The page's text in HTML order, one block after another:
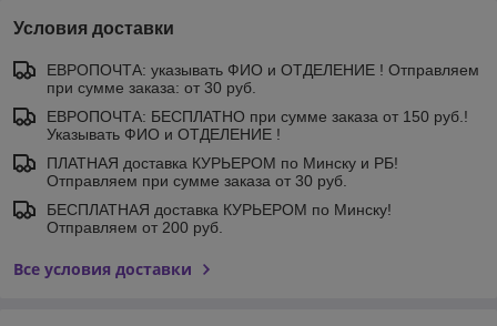
Условия доставки
ЕВРОПОЧТА: указывать ФИО и ОТДЕЛЕНИЕ ! Отправляем
при сумме заказа: от 30 руб.
ЕВРОПОЧТА: БЕСПЛАТНО при сумме заказа от 150 руб.!
Указывать ФИО и ОТДЕЛЕНИЕ !
ПЛАТНАЯ доставка КУРЬЕРОМ по Минску и РБ!
Отправляем при сумме заказа от 30 руб.
БЕСПЛАТНАЯ доставка КУРЬЕРОМ по Минску!
Отправляем от 200 руб.
Все условия доставки